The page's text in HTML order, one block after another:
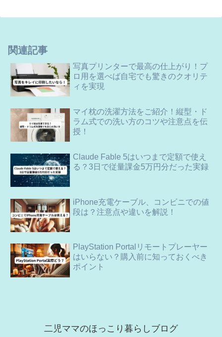
関連記事
写真プリンターで最高の仕上がり！プ
ロ用を選べば自宅でも驚きのクオリテ
ィを実現
マイ枕の洗濯方法をご紹介！縦型・ド
ラム式での洗い方のコツや注意点を伝
授！
Claude Fable 5はいつまで定額で使え
る？3日で従量課金5万円分だった実録
iPhone充電ケーブル、コンビニでの値
段は？注意点や違いを解説！
PlayStation Portalリモートプレーヤー
はいらない？購入前に知っておくべき
ポイント
二児ママのほっこり暮らしブログ